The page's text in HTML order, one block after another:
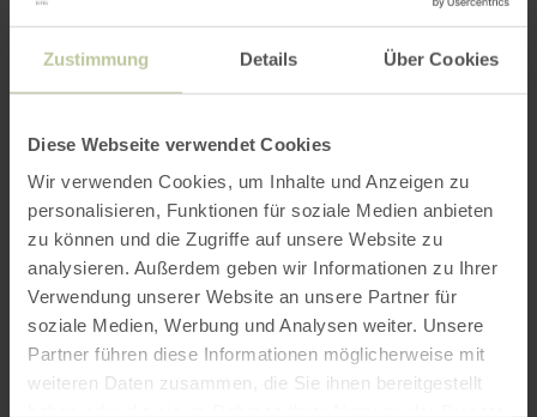
Zustimmung Details Über Cookies
Diese Webseite verwendet Cookies
Wir verwenden Cookies, um Inhalte und Anzeigen zu
personalisieren, Funktionen für soziale Medien anbieten
zu können und die Zugriffe auf unsere Website zu
analysieren. Außerdem geben wir Informationen zu Ihrer
Verwendung unserer Website an unsere Partner für
soziale Medien, Werbung und Analysen weiter. Unsere
Partner führen diese Informationen möglicherweise mit
weiteren Daten zusammen, die Sie ihnen bereitgestellt
Die diesjährige Herrensitzung
in Müllenbach
knüpft an die Erfolge der letzten Jahre an. Es
Publikum„aufmischen"und die Halle mit guter
Laune versorgen.
Impressionen